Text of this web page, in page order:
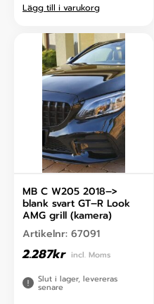
Lägg till i varukorg
MB C W205 2018–>
blank svart GT–R Look
AMG grill (kamera)
Artikelnr: 67091
2.287kr incl. Moms
Slut i lager, levereras
senare